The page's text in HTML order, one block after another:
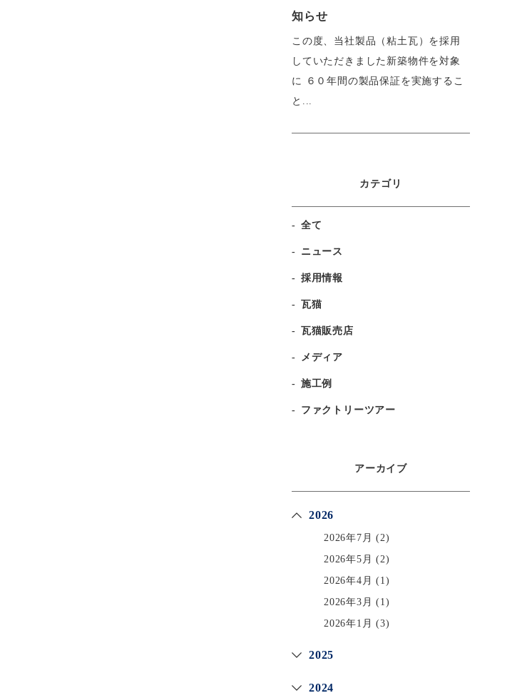
知らせ
この度、当社製品（粘土瓦）を採用
していただきました新築物件を対象
に ６０年間の製品保証を実施するこ
と...
カテゴリ
全て
ニュース
採用情報
瓦猫
瓦猫販売店
メディア
施工例
ファクトリーツアー
アーカイブ
2026
2026年7月 (2)
2026年5月 (2)
2026年4月 (1)
2026年3月 (1)
2026年1月 (3)
2025
2024